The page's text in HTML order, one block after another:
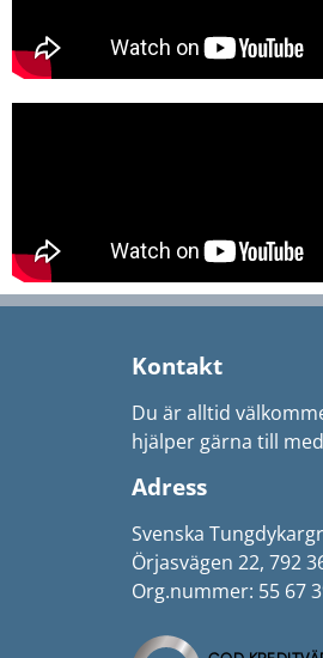
Kontakt
Du är alltid
hjälper gärna till
Adress
Svenska
Örjasvägen 22, 792
Org.nummer: 55 67